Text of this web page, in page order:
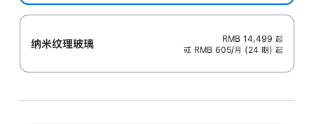
纳米纹理玻璃 RMB 14,499 起
或 RMB 605/月 (24 期) 起